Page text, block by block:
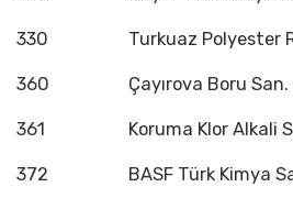
330 Turkuaz Polyester
360 Çayırova Boru
361 Koruma Klor Alkali
372 BASF Türk Kimya